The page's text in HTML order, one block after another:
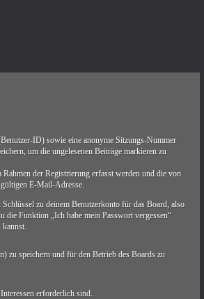
ID) sowie eine anonyme Sitzungs-Nummer
um die ungelesenen Beiträge markieren zu
der Registrierung erfasst werden und die von
E-Mail-Adresse.
zu deinem Benutzerkonto für das Board, also
die Funktion „Ich habe mein Passwort vergessen“
kannst.
zu speichern und für den Betrieb des Boards zu
erforderlich sind.